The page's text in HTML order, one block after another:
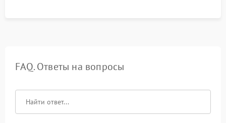
FAQ. Ответы на вопросы